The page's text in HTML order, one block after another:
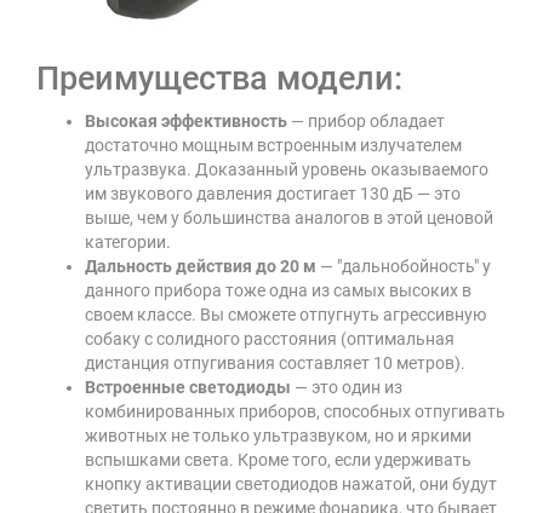
Преимущества модели:
Высокая эффективность — прибор обладает
достаточно мощным встроенным излучателем
ультразвука. Доказанный уровень оказываемого
им звукового давления достигает 130 дБ — это
выше, чем у большинства аналогов в этой ценовой
категории.
Дальность действия до 20 м — "дальнобойность" у
данного прибора тоже одна из самых высоких в
своем классе. Вы сможете отпугнуть агрессивную
собаку с солидного расстояния (оптимальная
дистанция отпугивания составляет 10 метров).
Встроенные светодиоды — это один из
комбинированных приборов, способных отпугивать
животных не только ультразвуком, но и яркими
вспышками света. Кроме того, если удерживать
кнопку активации светодиодов нажатой, они будут
светить постоянно в режиме фонарика, что бывает